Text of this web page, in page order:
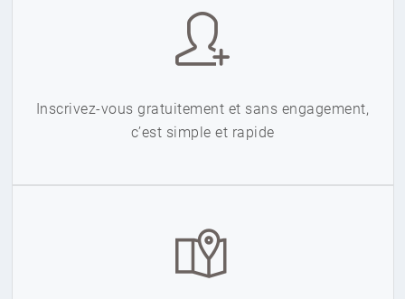
Inscrivez-vous gratuitement et sans engagement,
c’est simple et rapide